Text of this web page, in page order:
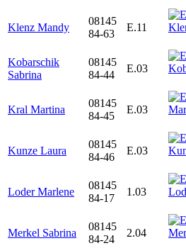
Klenz Mandy
08145
84-63
E.11
Kobarschik
Sabrina
08145
84-44
E.03
Kral Martina
08145
84-45
E.03
Kunze Laura
08145
84-46
E.03
Loder Marlene
08145
84-17
1.03
Merkel Sabrina
08145
84-24
2.04